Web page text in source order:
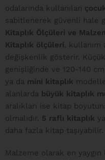
odalarında kullanılan
sabitlenerek güvenli hale
Kitaplık Ölçüleri ve
Kitaplık ölçüleri, kullanım
değişkenlik gösterir.
genişliğinde ve 120-140
ya da mini kitaplık
alanlarda büyük kitaplık
aralıkları ise kitap
olmalıdır. 5 raflı kitaplık
daha fazla kitap taşıyabilir.
Malzeme olarak en